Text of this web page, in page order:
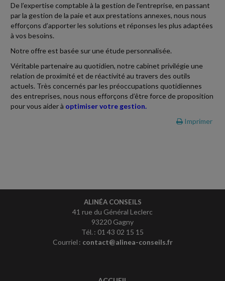
De l’expertise comptable à la gestion de l’entreprise, en passant
par la gestion de la paie et aux prestations annexes, nous nous
efforçons d’apporter les solutions et réponses les plus adaptées
à vos besoins.
Notre offre est basée sur une étude personnalisée.
Véritable partenaire au quotidien, notre cabinet privilégie une
relation de proximité et de réactivité au travers des outils
actuels. Très concernés par les préoccupations quotidiennes
des entreprises, nous nous efforçons d’être force de proposition
pour vous aider à optimiser votre gestion.
Imprimer
ALINÉA CONSEILS
41 rue du Général Leclerc
93220 Gagny
Tél. : 01 43 02 15 15
Courriel : contact@alinea-conseils.fr